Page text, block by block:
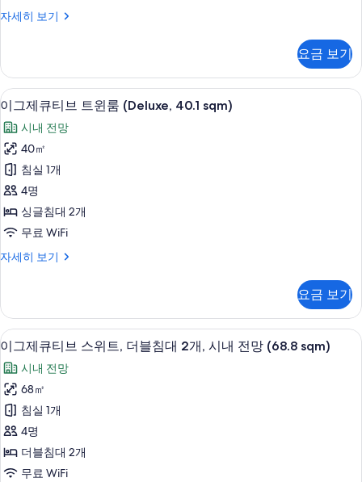
(King,
사
진
모
두
보
기
자세히 보기
이
티
브
룸
(King,
26
sqm)
자
세
히
보
기
요금 보기
이
그
제
큐
티
브
트
룸
40.1
sqm)
사
진
모
두
보
기
이그제큐티브 트윈룸 (Deluxe, 40.1
27
이그제큐티브 트윈룸 (Deluxe, 40.1 sqm)
시내 전망
40㎡
침실 1개
4명
싱글침대 2개
무료 WiFi
자세히 보기
이
티
브
트
윈
룸
(Deluxe,
40.1
sqm)
자
세
히
보
요금 보기
이
그
제
큐
티
브
스
이그제큐티브 스위트, 더블침대 2개,
27
이그제큐티브 스위트, 더블침대 2개, 시내 전망 (68.8 sqm)
시내 전망
68㎡
침실 1개
4명
더블침대 2개
무료 WiFi